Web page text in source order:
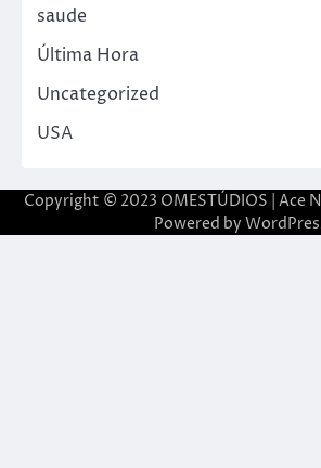
saude
Última Hora
Uncategorized
USA
Copyright © 2023 OMESTÚDIOS | Ace
Powered by